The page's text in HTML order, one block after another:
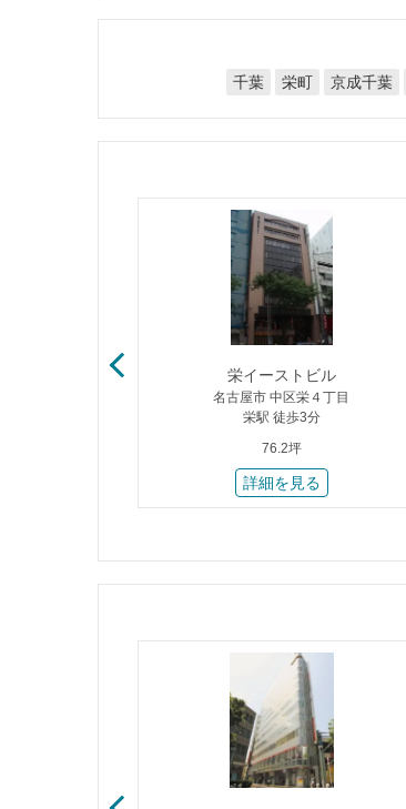
千葉 栄町 京成千葉
栄イーストビル
名古屋市 中区栄４丁目
栄駅 徒歩3分
76.2坪
詳細を見る